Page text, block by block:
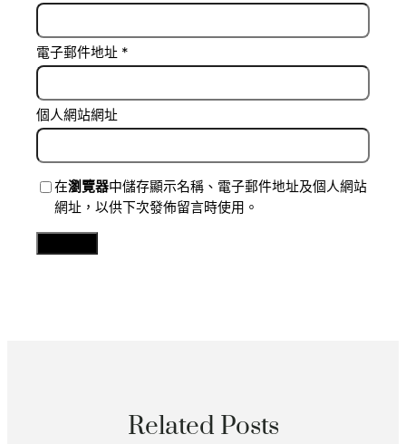
電子郵件地址 *
個人網站網址
在瀏覽器中儲存顯示名稱、電子郵件地址及個人網站
網址，以供下次發佈留言時使用。
Related Posts